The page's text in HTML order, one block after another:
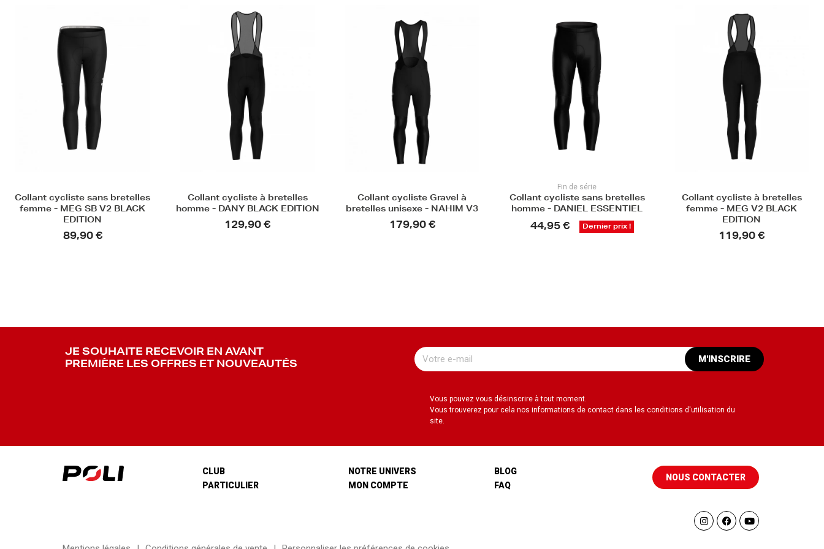
Collant cycliste à bretelles
homme - DANY BLACK EDITION
Collant cycliste Gravel à
bretelles unisexe - NAHIM V3
179,90 €
Collant cycliste sans bretelles
homme - DANIEL ESSENTIEL
44,95 € Dernier prix !
Collant cycliste à bretelles
femme - MEG V2 BLACK
EDITION
Collant cycliste sans bretelles
femme - MEG SB V2 BLACK
EDITION
89,90 €
JE SOUHAITE RECEVOIR EN AVANT
PREMIÈRE LES OFFRES ET NOUVEAUTÉS
M'INSCRIRE
Vous pouvez vous désinscrire à tout moment.
Vous trouverez pour cela nos informations de contact dans les conditions d'utilisation du
site.
CLUB
PARTICULIER
NOTRE UNIVERS
MON COMPTE
BLOG
FAQ
NOUS CONTACTER